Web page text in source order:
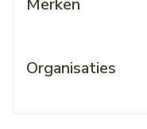
Merken
Organisaties